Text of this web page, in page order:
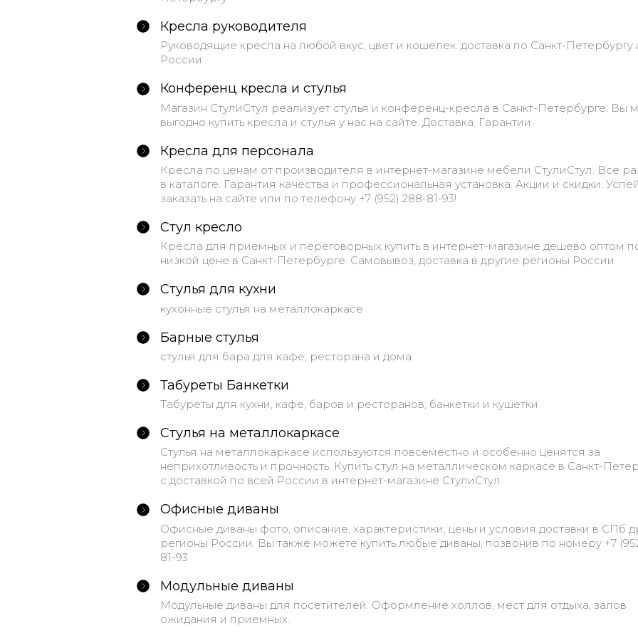
Кресла руководителя
Руководящие кресла на любой вкус, цвет и кошелек. доставка по Санкт-Петербургу
России
Конференц кресла и стулья
Магазин СтулиСтул реализует стулья и конференц-кресла в Санкт-Петербурге. Вы
выгодно купить кресла и стулья у нас на сайте. Доставка. Гарантии.
Кресла для персонала
Кресла по ценам от производителя в интернет-магазине мебели СтулиСтул. Все
в каталоге. Гарантия качества и профессиональная установка. Акции и скидки.
заказать на сайте или по телефону +7 (952) 288-81-93!
Стул кресло
Кресла для приемных и переговорных купить в интернет-магазине дешево оптом
низкой цене в Санкт-Петербурге. Самовывоз, доставка в другие регионы России
Стулья для кухни
кухонные стулья на металлокаркасе
Барные стулья
стулья для бара для кафе, ресторана и дома
Табуреты Банкетки
Табуреты для кухни, кафе, баров и ресторанов, банкетки и кушетки
Стулья на металлокаркасе
Стулья на металлокаркасе используются повсеместно и особенно ценятся за
неприхотливость и прочность. Купить стул на металлическом каркасе в Санкт-
с доставкой по всей России в интернет-магазине СтулиСтул.
Офисные диваны
Офисные диваны фото, описание, характеристики, цены и условия доставки в СПб
регионы России. Вы также можете купить любые диваны, позвонив по номеру +7
81-93
Модульные диваны
Модульные диваны для посетителей. Оформление холлов, мест для отдыха, залов
ожидания и приемных.